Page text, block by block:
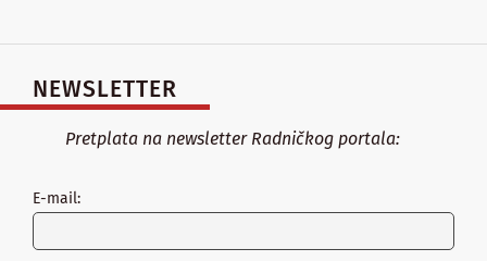
NEWSLETTER
Pretplata na newsletter Radničkog portala:
E-mail: